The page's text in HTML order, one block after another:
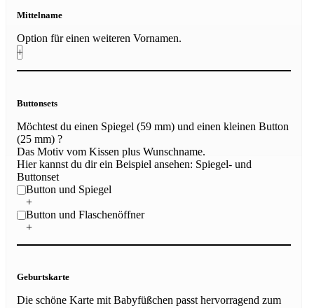
Mittelname
Option für einen weiteren Vornamen.
+
Buttonsets
Möchtest du einen Spiegel (59 mm) und einen kleinen Button
(25 mm) ?
Das Motiv vom Kissen plus Wunschname.
Hier kannst du dir ein Beispiel ansehen: Spiegel- und
Buttonset
Button und Spiegel
+
Button und Flaschenöffner
+
Geburtskarte
Die schöne Karte mit Babyfüßchen passt hervorragend zum